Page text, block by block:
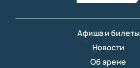
Афиша и билеты
Новости
Об арене